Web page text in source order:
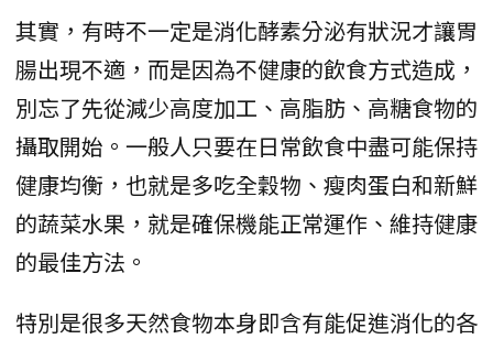
其實，有時不一定是消化酵素分泌有狀況才讓胃
腸出現不適，而是因為不健康的飲食方式造成，
別忘了先從減少高度加工、高脂肪、高糖食物的
攝取開始。一般人只要在日常飲食中盡可能保持
健康均衡，也就是多吃全穀物、瘦肉蛋白和新鮮
的蔬菜水果，就是確保機能正常運作、維持健康
的最佳方法。
特別是很多天然食物本身即含有能促進消化的各